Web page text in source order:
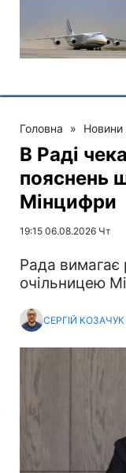
Головна » Новини
В Раді
пояснень
Мінцифри
19:15 06.08.2026 Чт
Рада
очільницею
СЕРГІЙ КОЗАЧУК